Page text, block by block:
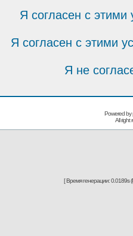
Я согласен с
Я согласен с этими
Я не
Powered
All right
[ Время генерации: 0.0189s